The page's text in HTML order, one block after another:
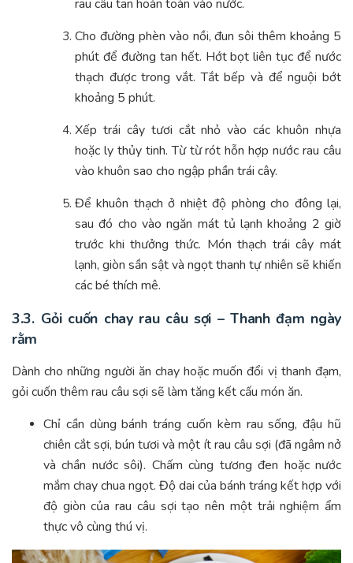
rau câu tan hoàn toàn vào nước.
Cho đường phèn vào nồi, đun sôi thêm khoảng 5
phút để đường tan hết. Hớt bọt liên tục để nước
thạch được trong vắt. Tắt bếp và để nguội bớt
khoảng 5 phút.
Xếp trái cây tươi cắt nhỏ vào các khuôn nhựa
hoặc ly thủy tinh. Từ từ rót hỗn hợp nước rau câu
vào khuôn sao cho ngập phần trái cây.
Để khuôn thạch ở nhiệt độ phòng cho đông lại,
sau đó cho vào ngăn mát tủ lạnh khoảng 2 giờ
trước khi thưởng thức. Món thạch trái cây mát
lạnh, giòn sần sật và ngọt thanh tự nhiên sẽ khiến
các bé thích mê.
3.3. Gỏi cuốn chay rau câu sợi – Thanh đạm ngày
rằm
Dành cho những người ăn chay hoặc muốn đổi vị thanh đạm,
gỏi cuốn thêm rau câu sợi sẽ làm tăng kết cấu món ăn.
Chỉ cần dùng bánh tráng cuốn kèm rau sống, đậu hũ
chiên cắt sợi, bún tươi và một ít rau câu sợi (đã ngâm nở
và chần nước sôi). Chấm cùng tương đen hoặc nước
mắm chay chua ngọt. Độ dai của bánh tráng kết hợp với
độ giòn của rau câu sợi tạo nên một trải nghiệm ẩm
thực vô cùng thú vị.